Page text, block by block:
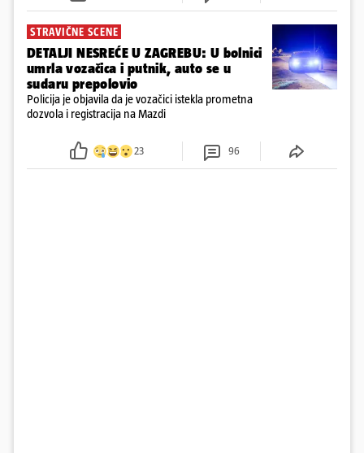
STRAVIČNE SCENE
DETALJI NESREĆE U ZAGREBU: U bolnici
umrla vozačica i putnik, auto se u
sudaru prepolovio
Policija je objavila da je vozačici istekla prometna
dozvola i registracija na Mazdi
23 96